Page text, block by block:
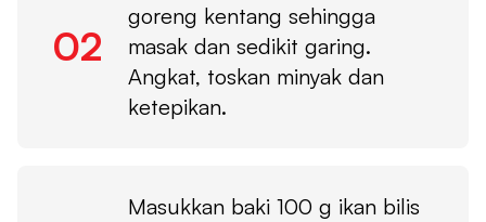
02
goreng kentang sehingga
masak dan sedikit garing.
Angkat, toskan minyak dan
ketepikan.
Masukkan baki 100 g ikan bilis